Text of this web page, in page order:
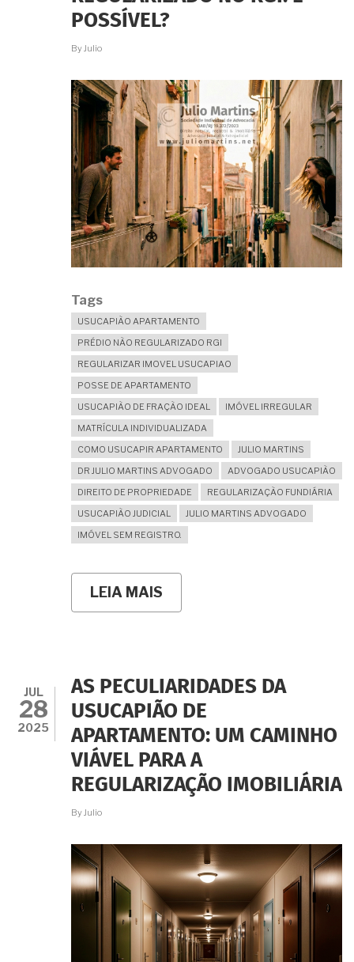
POSSÍVEL?
By Julio
Tags
USUCAPIÃO APARTAMENTO
PRÉDIO NÃO REGULARIZADO RGI
REGULARIZAR IMOVEL USUCAPIAO
POSSE DE APARTAMENTO
USUCAPIÃO DE FRAÇÃO IDEAL
IMÓVEL IRREGULAR
MATRÍCULA INDIVIDUALIZADA
COMO USUCAPIR APARTAMENTO
JULIO MARTINS
DR JULIO MARTINS ADVOGADO
ADVOGADO USUCAPIÃO
DIREITO DE PROPRIEDADE
REGULARIZAÇÃO FUNDIÁRIA
USUCAPIÃO JUDICIAL
JULIO MARTINS ADVOGADO
IMÓVEL SEM REGISTRO.
LEIA MAIS
QUERO
APARTAMENTO
MAS
O
PRÉDIO
NÃO
ESTÁ
REGULARIZADO
NO
RGI.
JUL
28
2025
AS PECULIARIDADES DA
USUCAPIÃO DE
APARTAMENTO: UM CAMINHO
VIÁVEL PARA A
REGULARIZAÇÃO IMOBILIÁRIA
By Julio